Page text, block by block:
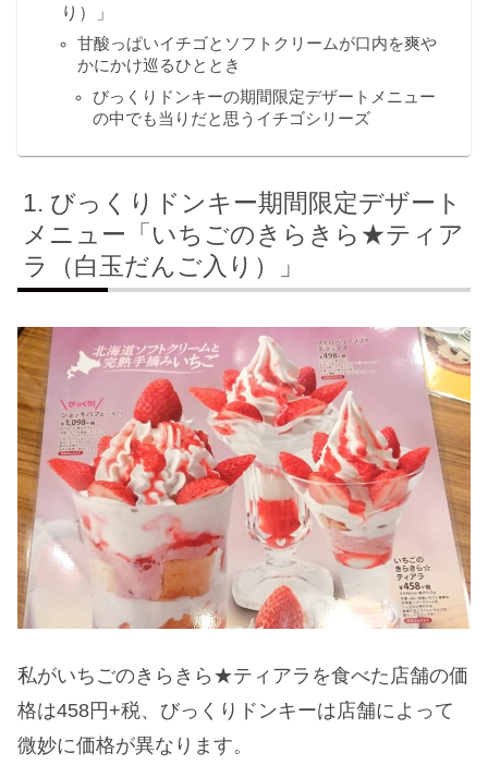
り）」
甘酸っぱいイチゴとソフトクリームが口内を爽や
かにかけ巡るひととき
びっくりドンキーの期間限定デザートメニュー
の中でも当りだと思うイチゴシリーズ
びっくりドンキー期間限定デザート
メニュー「いちごのきらきら★ティア
ラ（白玉だんご入り）」
私がいちごのきらきら★ティアラを食べた店舗の価
格は458円+税、びっくりドンキーは店舗によって
微妙に価格が異なります。